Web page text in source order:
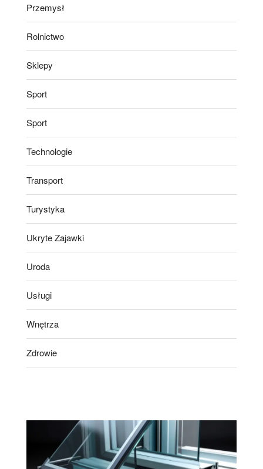
Przemysł
Rolnictwo
Sklepy
Sport
Sport
Technologie
Transport
Turystyka
Ukryte Zajawki
Uroda
Usługi
Wnętrza
Zdrowie